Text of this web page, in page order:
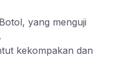
yang menguji
kekompakan dan